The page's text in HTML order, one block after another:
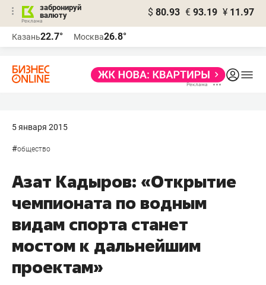
забронируй
валюту
$ 80.93 € 93.19 ¥ 11.97
Казань22.7° Москва26.8°
5 января 2015
#общество
Азат Кадыров: «Открытие
чемпионата по водным
видам спорта станет
мостом к дальнейшим
проектам»